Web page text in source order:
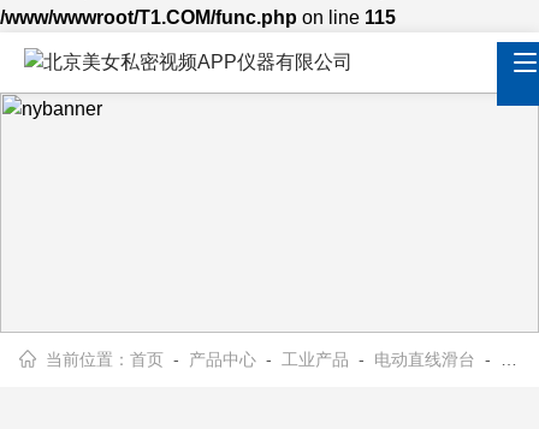
/www/wwwroot/T1.COM/func.php on line 115
当前位置：首页 - 产品中心 - 工业产品 - 电动直线滑台 - Rotator16旋转压电台